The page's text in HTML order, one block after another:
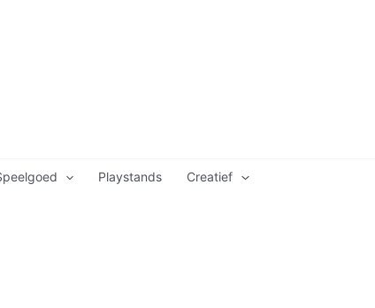
Playstands Creatief